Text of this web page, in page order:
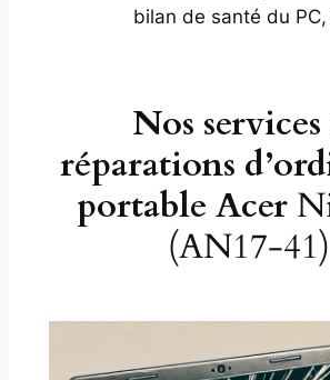
bilan de santé du
Nos services
réparations
portable Acer
(AN17-41)